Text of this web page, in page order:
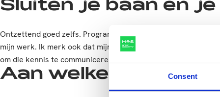
Consent
Sluiten je baan en
Ontzettend goed zelfs. Programma’s waar ik tijdens de
mijn werk. Ik merk ook dat mijn inhoudelijke kennis wordt
om die kennis te communiceren, waar ik tijdens mijn opleiding
Aan welke